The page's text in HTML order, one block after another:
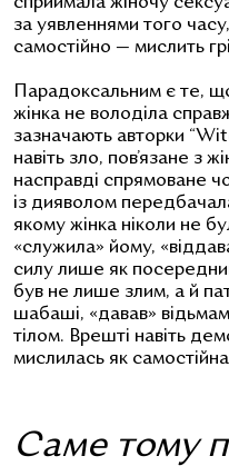
за уявленнями того
самостійно — мислить
Парадоксальним є те, що
жінка не володіла
зазначають авторки
навіть зло, пов’язане з
насправді спрямоване
із дияволом
якому жінка ніколи не
«служила» йому,
силу лише як
був не лише злим, а й
шабаші, «давав»
тілом. Врешті навіть
мислилась як
Саме тому